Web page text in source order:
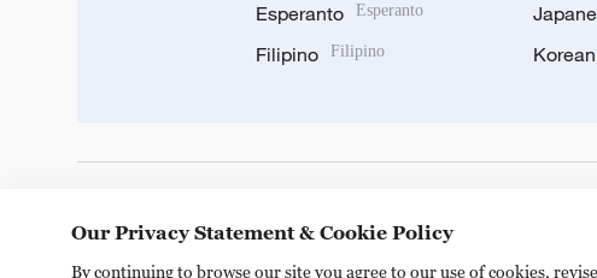
Esperanto Esperanto
Filipino Filipino Korean
Our Privacy Statement & Cookie Policy
By continuing to browse our site you agree to our use of cookies,